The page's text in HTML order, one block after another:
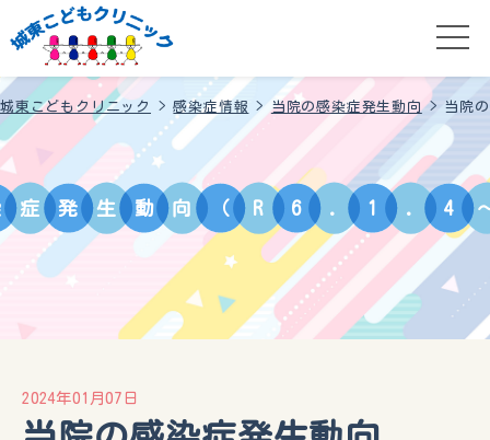
城東こどもクリニック >感染症情報 > 当院の感染症発生動向> 当院
症 発 生 動 向 （ R 6 . 1 . 4
2024年01月07日